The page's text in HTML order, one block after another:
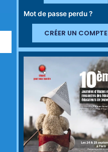
Mot de passe perdu ?
CRÉER UN COMPTE